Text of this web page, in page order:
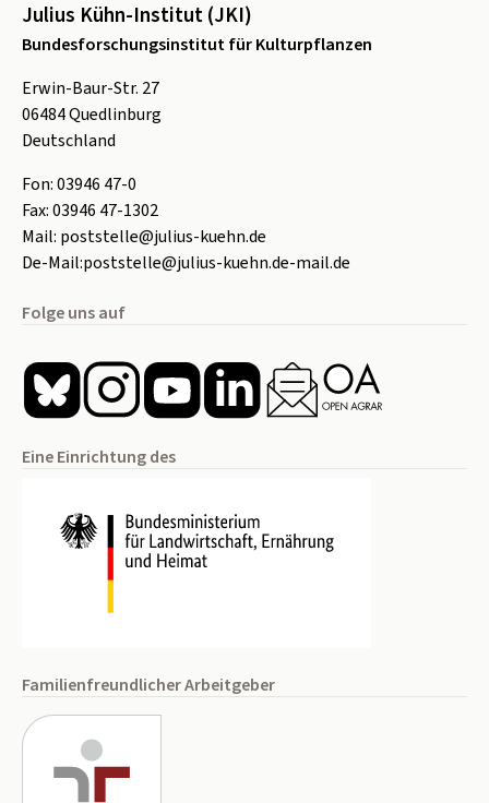
Julius Kühn-Institut (JKI)
Bundesforschungsinstitut für Kulturpflanzen
Erwin-Baur-Str. 27
06484Quedlinburg
Deutschland
Fon:03946 47-0
Fax:03946 47-1302
Mail: poststelle@julius-kuehn.de
De-Mail:poststelle@julius-kuehn.de-mail.de
Folge uns auf
Eine Einrichtung des
Familienfreundlicher Arbeitgeber